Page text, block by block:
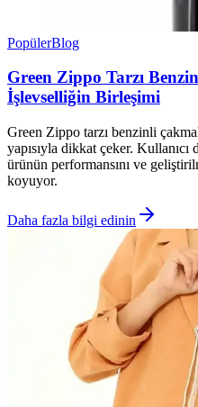
PopülerBlog
Green Zippo Tarzı
İşlevselliğin Birleşimi
Green Zippo tarzı benzinli
yapısıyla dikkat çeker.
ürünün performansını ve
koyuyor.
Daha fazla bilgi edinin